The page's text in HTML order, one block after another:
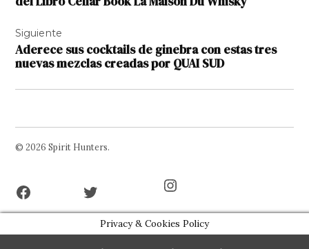
Siguiente
Aderece sus cocktails de ginebra con estas tres
nuevas mezclas creadas por QUAI SUD
© 2026 Spirit Hunters.
Privacy & Cookies Policy